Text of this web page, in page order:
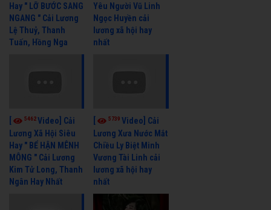
Hay " LỠ BƯỚC SANG
NGANG " Cải Lương
Lệ Thuỷ, Thanh
Tuấn, Hồng Nga
Yêu Người Vũ Linh
Ngọc Huyền cải
lương xã hội hay
nhất
5462Video] Cải
Lương Xã Hội Siêu
Hay " BỂ HẬN MÊNH
MÔNG " Cải Lương
Kim Tử Long, Thanh
Ngân Hay Nhất
5739Video] Cải
Lương Xưa Nước Mắt
Chiều Ly Biệt Minh
Vương Tài Linh cải
lương xã hội hay
nhất